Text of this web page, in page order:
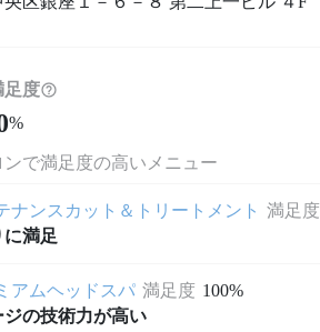
足度
%
で満足度の高いメニュー
ナンスカット＆トリートメント 満足度
満足
アムヘッドスパ 満足度 100%
ジの技術力が高い